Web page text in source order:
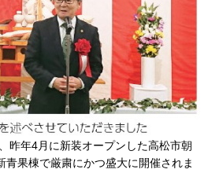
昨年4月に新装オープンした高松市朝
青果棟で厳粛にかつ盛大に開催されま